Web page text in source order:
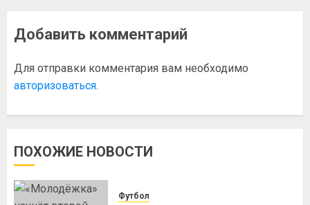
Добавить комментарий
Для отправки комментария вам необходимо
авторизоваться.
ПОХОЖИЕ НОВОСТИ
Футбол